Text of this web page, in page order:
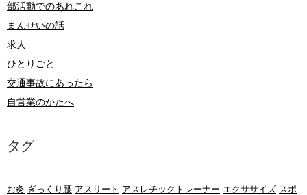
部活動でのあれこれ
まんせいの話
求人
ひとりごと
交通事故にあったら
自営業のかたへ
タグ
お灸 ぎっくり腰 アスリート アスレチックトレーナー エクササイズ スポ